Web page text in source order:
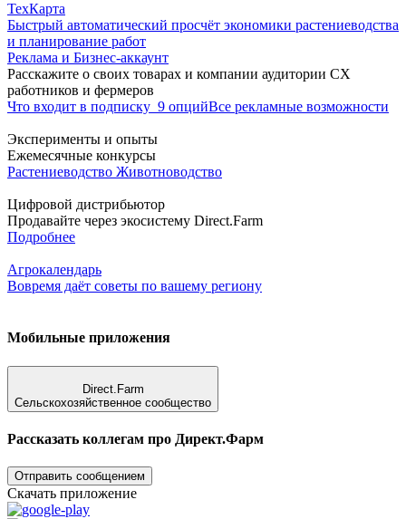
ТехКарта
Быстрый автоматический просчёт экономики растениеводства
и планирование работ
Реклама и Бизнес-аккаунт
Расскажите о своих товарах и компании аудитории СХ
работников и фермеров
Что входит в подписку 9 опцийВсе рекламные возможности
Эксперименты и опыты
Ежемесячные конкурсы
Растениеводство Животноводство
Цифровой дистрибьютор
Продавайте через экосистему Direct.Farm
Подробнее
Агрокалендарь
Вовремя даёт советы по вашему региону
Мобильные приложения
Direct.Farm
Сельскохозяйственное сообщество
Рассказать коллегам про Директ.Фарм
Отправить сообщением
Скачать приложение